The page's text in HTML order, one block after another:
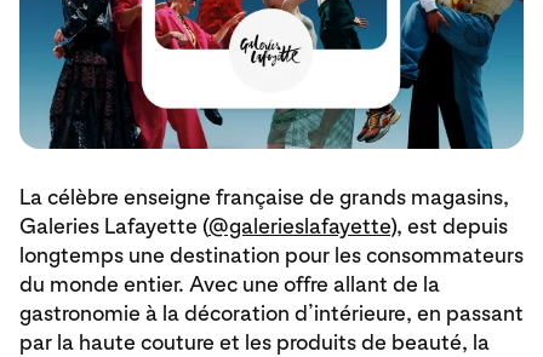
La célèbre enseigne française de grands magasins,
Galeries Lafayette (@galerieslafayette), est depuis
longtemps une destination pour les consommateurs
du monde entier. Avec une offre allant de la
gastronomie à la décoration d’intérieure, en passant
par la haute couture et les produits de beauté, la